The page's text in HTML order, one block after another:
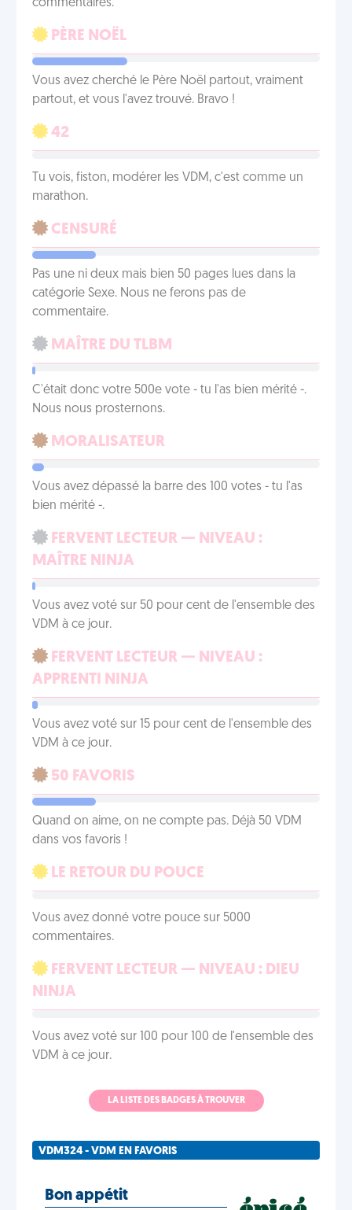
commentaires.
PÈRE NOËL
Vous avez cherché le Père Noël partout, vraiment
partout, et vous l'avez trouvé. Bravo !
42
Tu vois, fiston, modérer les VDM, c'est comme un
marathon.
CENSURÉ
Pas une ni deux mais bien 50 pages lues dans la
catégorie Sexe. Nous ne ferons pas de
commentaire.
MAÎTRE DU TLBM
C'était donc votre 500e vote - tu l'as bien mérité -.
Nous nous prosternons.
MORALISATEUR
Vous avez dépassé la barre des 100 votes - tu l'as
bien mérité -.
FERVENT LECTEUR — NIVEAU :
MAÎTRE NINJA
Vous avez voté sur 50 pour cent de l'ensemble des
VDM à ce jour.
FERVENT LECTEUR — NIVEAU :
APPRENTI NINJA
Vous avez voté sur 15 pour cent de l'ensemble des
VDM à ce jour.
50 FAVORIS
Quand on aime, on ne compte pas. Déjà 50 VDM
dans vos favoris !
LE RETOUR DU POUCE
Vous avez donné votre pouce sur 5000
commentaires.
FERVENT LECTEUR — NIVEAU : DIEU
NINJA
Vous avez voté sur 100 pour 100 de l'ensemble des
VDM à ce jour.
LA LISTE DES BADGES À TROUVER
VDM324 - VDM EN FAVORIS
Bon appétit